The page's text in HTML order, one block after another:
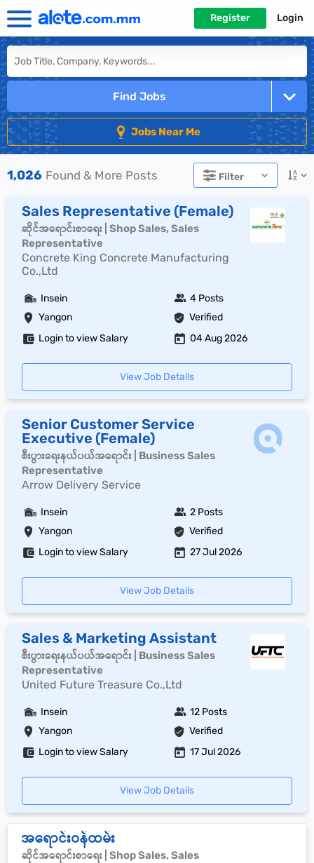
Register Login
Find Jobs
Jobs Near Me
1,026 Found & More Posts Filter
Sales Representative (Female)
ဆိုင်အရောင်းစာရေး | Shop Sales, Sales
Representative
Concrete King Concrete Manufacturing
Co.,Ltd
Yangon Verified
Insein 4 Posts
Login to view Salary 04 Aug 2026
View Job Details
Senior Customer Service
Executive (Female)
စီးပွားရေးနယ်ပယ်အရောင်း | Business Sales
Representative
Arrow Delivery Service
Yangon Verified
Insein 2 Posts
Login to view Salary 27 Jul 2026
View Job Details
Sales & Marketing Assistant
စီးပွားရေးနယ်ပယ်အရောင်း | Business Sales
Representative
United Future Treasure Co.,Ltd
Yangon Verified
Insein 12 Posts
Login to view Salary 17 Jul 2026
View Job Details
အရောင်းဝန်ထမ်း
ဆိုင်အရောင်းစာရေး | Shop Sales, Sales